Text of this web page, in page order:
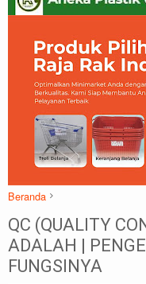
Beranda
Artikel
Garmen
QC
QC (QUALITY CONTROL)
DAN FUNGSINYA
QC (QUALITY
ADALAH |
FUNGSINYA